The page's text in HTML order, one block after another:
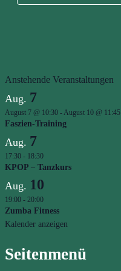
Anstehende Veranstaltungen
Aug. 7
August 7 @ 10:30 -August 10 @ 11:45
Faszien-Training
Aug. 7
17:30 - 18:30
KPOP – Tanzkurs
Aug. 10
19:00 - 20:00
Zumba Fitness
Kalender anzeigen
Seitenmenü